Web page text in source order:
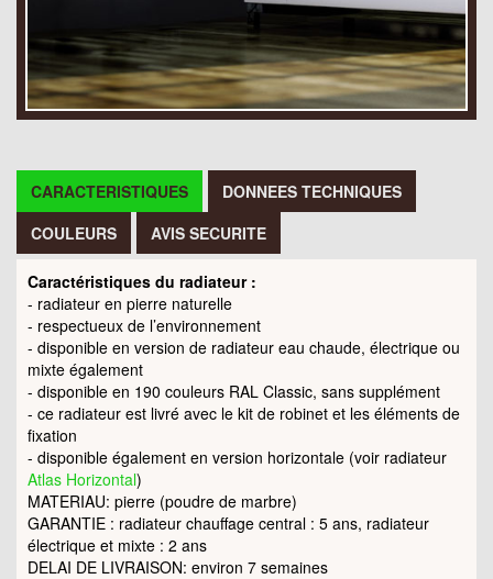
CARACTERISTIQUES
DONNEES TECHNIQUES
COULEURS
AVIS SECURITE
Caractéristiques du radiateur :
- radiateur en pierre naturelle
- respectueux de l’environnement
- disponible en version de radiateur eau chaude, électrique ou
mixte également
- disponible en 190 couleurs RAL Classic, sans supplément
- ce radiateur est livré avec le kit de robinet et les éléments de
fixation
- disponible également en version horizontale (voir radiateur
Atlas Horizontal)
MATERIAU: pierre (poudre de marbre)
GARANTIE : radiateur chauffage central : 5 ans, radiateur
électrique et mixte : 2 ans
DELAI DE LIVRAISON: environ 7 semaines